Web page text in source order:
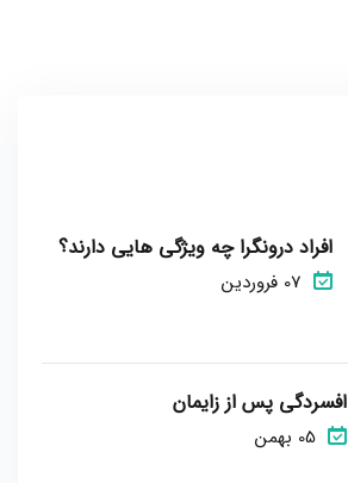
افراد درونگرا چه ویژگی هایی دارند؟
07 فروردین
افسردگی پس از زایمان
05 بهمن